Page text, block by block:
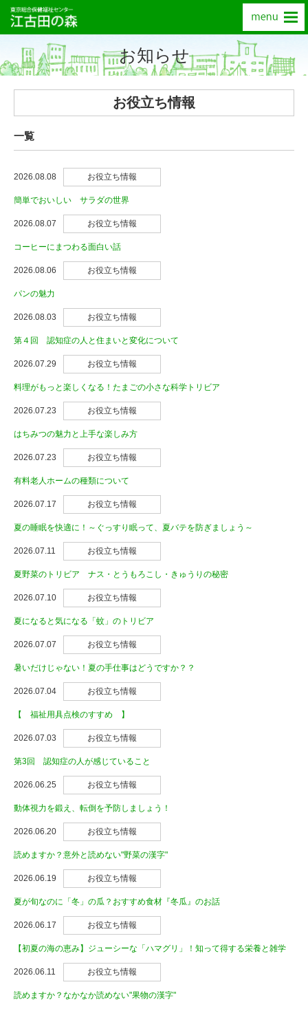
お知らせ
お役立ち情報
一覧
2026.08.08 お役立ち情報
簡単でおいしい サラダの世界
2026.08.07 お役立ち情報
コーヒーにまつわる面白い話
2026.08.06 お役立ち情報
パンの魅力
2026.08.03 お役立ち情報
第４回 認知症の人と住まいと変化について
2026.07.29 お役立ち情報
料理がもっと楽しくなる！たまごの小さな科学トリビア
2026.07.23 お役立ち情報
はちみつの魅力と上手な楽しみ方
2026.07.23 お役立ち情報
有料老人ホームの種類について
2026.07.17 お役立ち情報
夏の睡眠を快適に！～ぐっすり眠って、夏バテを防ぎましょう～
2026.07.11 お役立ち情報
夏野菜のトリビア ナス・とうもろこし・きゅうりの秘密
2026.07.10 お役立ち情報
夏になると気になる「蚊」のトリビア
2026.07.07 お役立ち情報
暑いだけじゃない！夏の手仕事はどうですか？？
2026.07.04 お役立ち情報
【 福祉用具点検のすすめ 】
2026.07.03 お役立ち情報
第3回 認知症の人が感じていること
2026.06.25 お役立ち情報
動体視力を鍛え、転倒を予防しましょう！
2026.06.20 お役立ち情報
読めますか？意外と読めない"野菜の漢字"
2026.06.19 お役立ち情報
夏が旬なのに「冬」の瓜？おすすめ食材『冬瓜』のお話
2026.06.17 お役立ち情報
【初夏の海の恵み】ジューシーな「ハマグリ」！知って得する栄養と雑学
2026.06.11 お役立ち情報
読めますか？なかなか読めない"果物の漢字"